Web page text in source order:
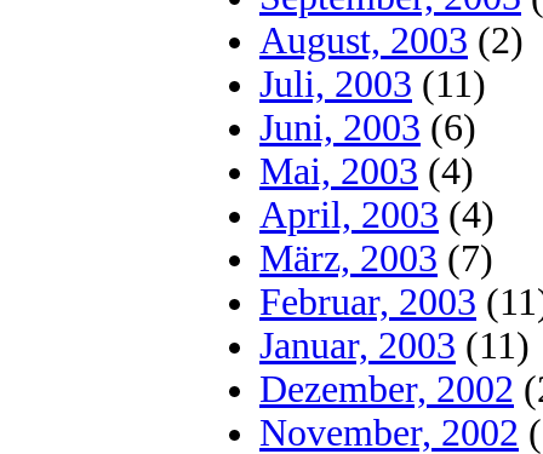
August, 2003 (2)
Juli, 2003 (11)
Juni, 2003 (6)
Mai, 2003 (4)
April, 2003 (4)
März, 2003 (7)
Februar, 2003
Januar, 2003 (11)
Dezember, 2002
November, 2002